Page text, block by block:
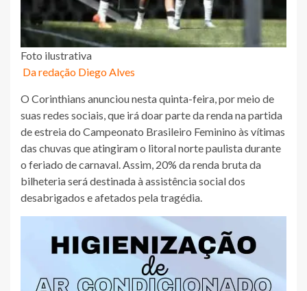
Foto ilustrativa
Da redação Diego Alves
O Corinthians anunciou nesta quinta-feira, por meio de
suas redes sociais, que irá doar parte da renda na partida
de estreia do Campeonato Brasileiro Feminino às vítimas
das chuvas que atingiram o litoral norte paulista durante
o feriado de carnaval. Assim, 20% da renda bruta da
bilheteria será destinada à assistência social dos
desabrigados e afetados pela tragédia.